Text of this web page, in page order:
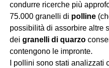
condurre ricerche più
75.000 granelli di polline
possibilità di assorbire altre
dei granelli di quarzo
contengono le impronte.
I pollini sono stati analizzati